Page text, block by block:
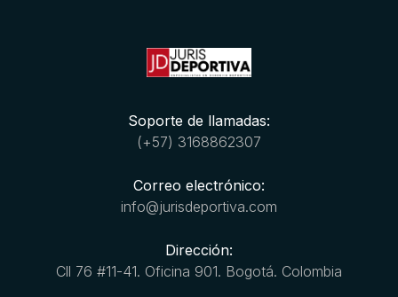
Soporte de llamadas:
(+57) 3168862307
Correo electrónico:
info@jurisdeportiva.com
Dirección:
Cll 76 #11-41. Oficina 901. Bogotá. Colombia